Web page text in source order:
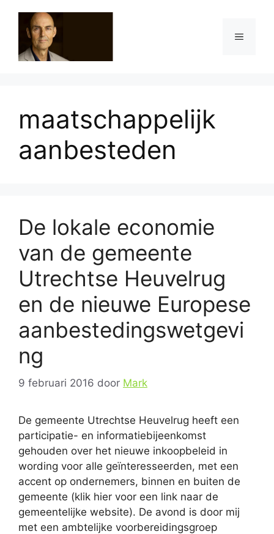
inhoud
Menu
maatschappelijk
aanbesteden
De lokale economie
van de gemeente
Utrechtse Heuvelrug
en de nieuwe Europese
aanbestedingswetgevi
ng
9 februari 2016 door Mark
De gemeente Utrechtse Heuvelrug heeft een
participatie- en informatiebijeenkomst
gehouden over het nieuwe inkoopbeleid in
wording voor alle geïnteresseerden, met een
accent op ondernemers, binnen en buiten de
gemeente (klik hier voor een link naar de
gemeentelijke website). De avond is door mij
met een ambtelijke voorbereidingsgroep